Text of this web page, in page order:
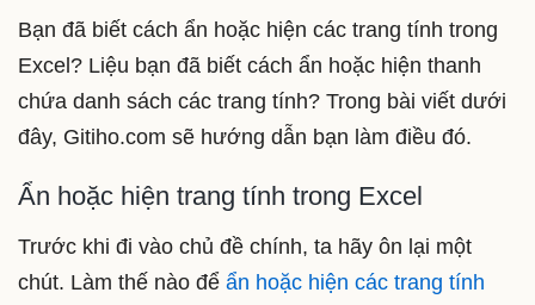
Bạn đã biết cách ẩn hoặc hiện các trang tính trong
Excel? Liệu bạn đã biết cách ẩn hoặc hiện thanh
chứa danh sách các trang tính? Trong bài viết dưới
đây, Gitiho.com sẽ hướng dẫn bạn làm điều đó.
Ẩn hoặc hiện trang tính trong Excel
Trước khi đi vào chủ đề chính, ta hãy ôn lại một
chút. Làm thế nào để ẩn hoặc hiện các trang tính